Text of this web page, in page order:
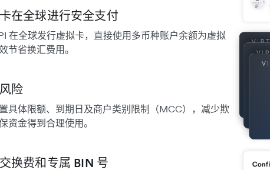
在全球进行安全支付
在全球发行虚拟卡，直接使用多币种账户余额为虚拟
节省换汇费用。
险
具体限额、到期日及商户类别限制（MCC），减少欺
资金得到合理使用。
换费和专属 BIN 号